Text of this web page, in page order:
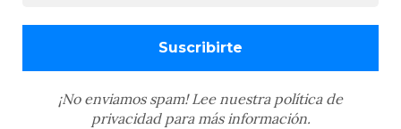
¡No enviamos spam! Lee nuestra política de
privacidadpara más información.